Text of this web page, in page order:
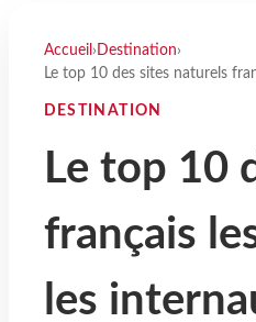
Accueil › Destination›
Le top 10 des sites naturels
DESTINATION
Le top 10
français
les